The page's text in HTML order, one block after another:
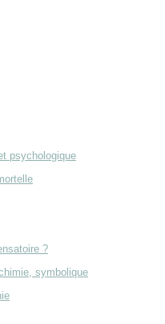
psychologique
?
symbolique